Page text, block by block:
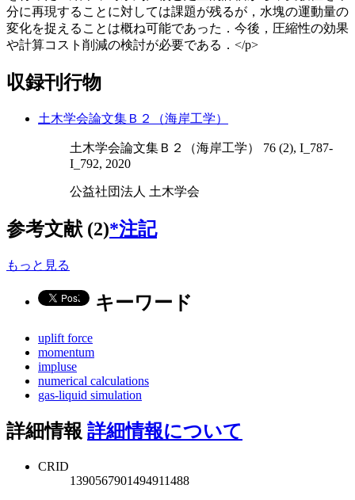
分に再現することに対しては課題が残るが，水塊の運動量の
変化を捉えることは概ね可能であった．今後，圧縮性の効果
や計算コスト削減の検討が必要である．</p>
収録刊行物
土木学会論文集Ｂ２（海岸工学）
土木学会論文集Ｂ２（海岸工学） 76 (2), I_787-
I_792, 2020
公益社団法人 土木学会
参考文献 (2)*注記
もっと見る
キーワード
uplift force
momentum
impluse
numerical calculations
gas-liquid simulation
詳細情報 詳細情報について
CRID
1390567901494911488